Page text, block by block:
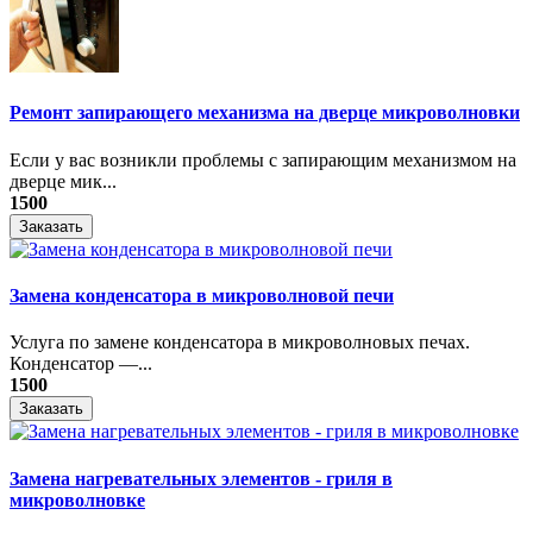
Ремонт запирающего механизма на дверце микроволновки
Если у вас возникли проблемы с запирающим механизмом на
дверце мик...
1500
Заказать
Замена конденсатора в микроволновой печи
Услуга по замене конденсатора в микроволновых печах.
Конденсатор —...
1500
Заказать
Замена нагревательных элементов - гриля в
микроволновке